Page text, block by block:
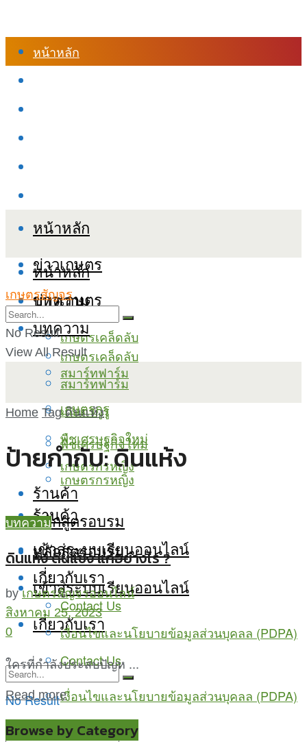
หน้าหลัก
หน้าหลัก
ข่าวเกษตร
บทความ
เกษตรเคล็ดลับ
สมาร์ทฟาร์ม
เกษตรกูรู
พืชเศรษฐกิจใหม่
เกษตรกรหญิง
ร้านค้า
หลักสูตรอบรม
เข้าสู่ระบบเรียนออนไลน์
เกี่ยวกับเรา
Contact Us
เงื่อนไขและนโยบายข้อมูลส่วนบุคลล (PDPA)
หน้าหลัก
ข่าวเกษตร
บทความ
เกษตรเคล็ดลับ
สมาร์ทฟาร์ม
เกษตรกูรู
พืชเศรษฐกิจใหม่
เกษตรกรหญิง
ร้านค้า
หลักสูตรอบรม
เข้าสู่ระบบเรียนออนไลน์
เกี่ยวกับเรา
Contact Us
เงื่อนไขและนโยบายข้อมูลส่วนบุคลล (PDPA)
No Result
View All Result
เกษตรสัญจร
No Result
View All Result
Home Tag ดินแห้ง
ป้ายกำกับ:ดินแห้ง
บทความ
ดินแห้ง ดินแข็ง แก้อย่างไร ?
by เกษตรสัญจรออนไลน์
สิงหาคม 25, 2023
0
ใครที่กำลังประสบปัญห ...
Read more
Browse by Category